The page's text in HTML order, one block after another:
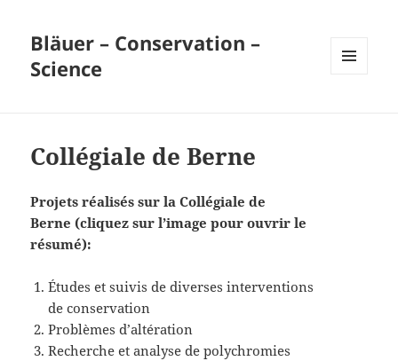
Bläuer – Conservation –
Science
Collégiale de Berne
Projets réalisés sur la Collégiale de
Berne (cliquez sur l’image pour ouvrir le
résumé):
Études et suivis de diverses interventions
de conservation
Problèmes d’altération
Recherche et analyse de polychromies